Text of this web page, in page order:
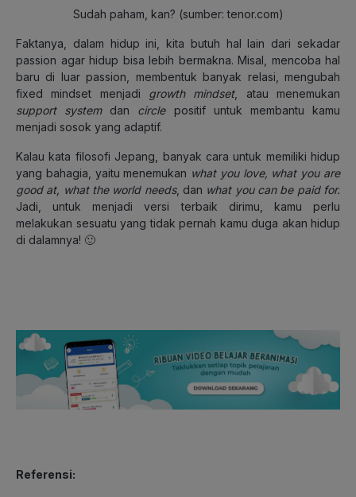
Sudah paham, kan? (sumber: tenor.com)
Faktanya, dalam hidup ini, kita butuh hal lain dari sekadar
passion agar hidup bisa lebih bermakna. Misal, mencoba hal
baru di luar passion, membentuk banyak relasi, mengubah
fixed mindset menjadi growth mindset, atau menemukan
support systemdan circlepositif untuk membantu kamu
menjadi sosok yang adaptif.
Kalau kata filosofi Jepang, banyak cara untuk memiliki hidup
yang bahagia, yaitu menemukan what you love, what you are
good at, what the world needs, dan what you can be paid for.
Jadi, untuk menjadi versi terbaik dirimu, kamu perlu
melakukan sesuatu yang tidak pernah kamu duga akan hidup
di dalamnya! 🙂
Referensi: